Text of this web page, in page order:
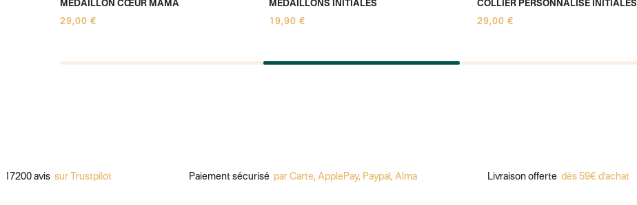
MÉDAILLON CŒUR MAMA
29,00 €
MÉDAILLONS INITIALES
19,90 €
COLLIER PERSONNALISÉ INITIALES
29,00 €
avis sur Trustpilot Paiement sécurisé par Carte, ApplePay, Paypal, Alma Livraison offerte dès 59€ d'achat